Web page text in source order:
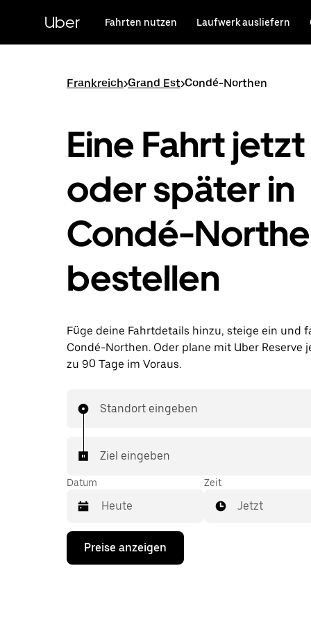
HauptinhaltUber Fahrten nutzen Laufwerk ausliefern
Frankreich>Grand Est>Condé-Northen
Eine Fahrt jetzt
oder später in
Condé-
bestellen
Füge deine Fahrtdetails hinzu, steige ein und
Condé-Northen. Oder plane mit Uber Reserve
zu 90 Tage im Voraus.
Standort eingeben
Ziel eingeben
Datum
Drücke
Nach-
Zeit
Jetzt
Preise anzeigen